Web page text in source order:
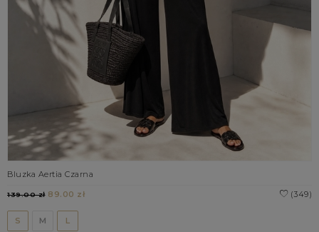
Bluzka Aertia Czarna
(349)
139.00 zł89.00 zł
S M L